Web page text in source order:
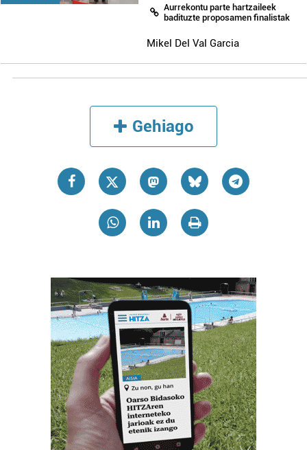
Aurrekontu parte hartzaileek
badituzte proposamen finalistak
Mikel Del Val Garcia
Gehiago